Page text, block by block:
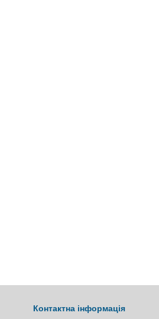
Контактна інформація